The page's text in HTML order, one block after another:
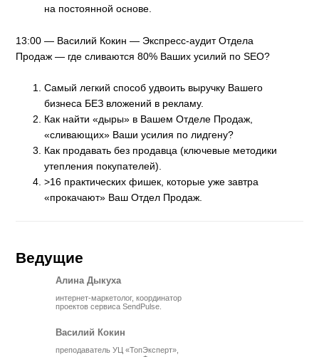
на постоянной основе.
13:00 — Василий Кокин — Экспресс-аудит Отдела
Продаж — где сливаются 80% Ваших усилий по SEO?
Самый легкий способ удвоить выручку Вашего
бизнеса БЕЗ вложений в рекламу.
Как найти «дыры» в Вашем Отделе Продаж,
«сливающих» Ваши усилия по лидгену?
Как продавать без продавца (ключевые методики
утепления покупателей).
>16 практических фишек, которые уже завтра
«прокачают» Ваш Отдел Продаж.
Ведущие
Алина Дыкуха
интернет-маркетолог, координатор
проектов сервиса SendPulse.
Василий Кокин
преподаватель УЦ «ТопЭксперт»,